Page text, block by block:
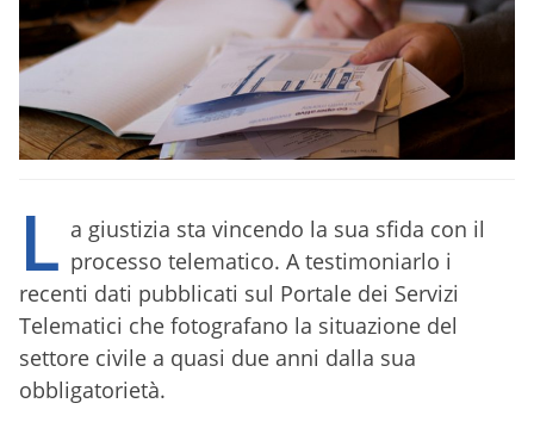
L a giustizia sta vincendo la sua sfida con il
processo telematico. A testimoniarlo i
recenti dati pubblicati sul Portale dei Servizi
Telematici che fotografano la situazione del
settore civile a quasi due anni dalla sua
obbligatorietà.